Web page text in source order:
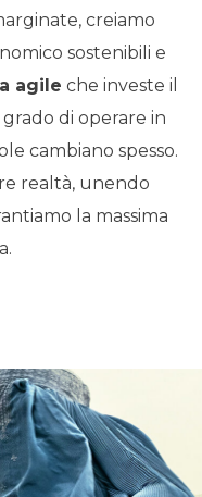
creiamo
sostenibili e
agile che investe il
di operare in
cambiano spesso.
realtà, unendo
la massima